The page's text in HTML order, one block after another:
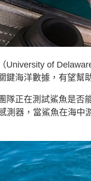
University of
鍵海洋數據，有望幫
隊正在測試鯊魚是否
測器，當鯊魚在海中